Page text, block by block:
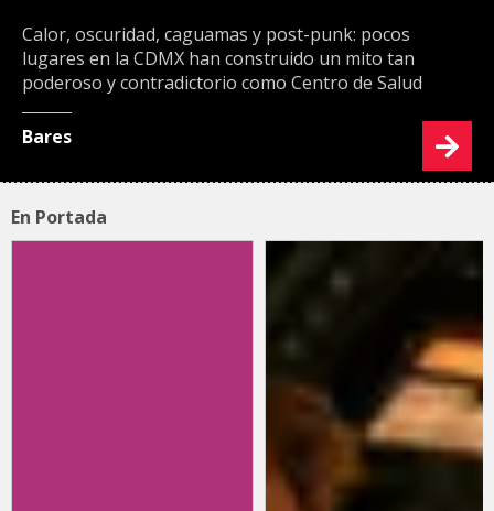
Calor, oscuridad, caguamas y post-punk: pocos
lugares en la CDMX han construido un mito tan
poderoso y contradictorio como Centro de Salud
Bares
En Portada